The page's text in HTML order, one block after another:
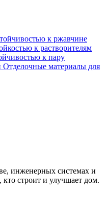
к ржавчине
к растворителям
к пару
Отделочные материалы для
инженерных системах и
строит и улучшает дом.